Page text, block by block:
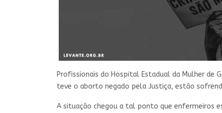
Profissionais do Hospital Estadual da Mulher de
teve o aborto negado pela Justiça, estão
A situação chegou a tal ponto que enfermeiros